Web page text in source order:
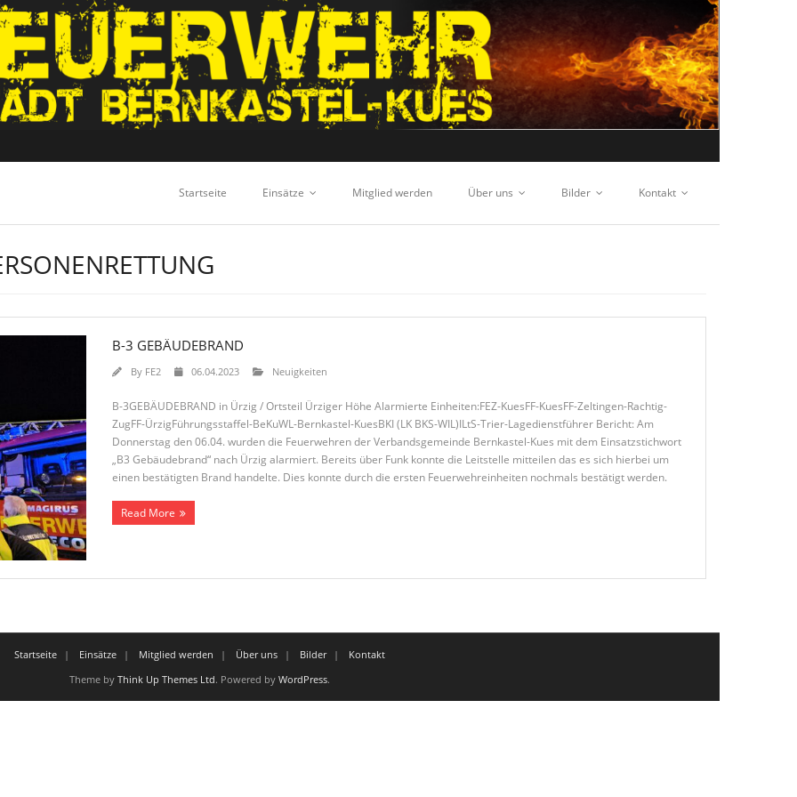
Startseite Einsätze Mitglied werden Über uns Bilder Kontakt
B-3 GEBÄUDEBRAND
By FE2 06.04.2023 Neuigkeiten
B-3GEBÄUDEBRAND in Ürzig / Ortsteil Ürziger Höhe Alarmierte Einheiten:FEZ-KuesFF-KuesFF-Zeltingen-Rachtig-
ZugFF-ÜrzigFührungsstaffel-BeKuWL-Bernkastel-KuesBKI (LK BKS-WIL)ILtS-Trier-Lagedienstführer Bericht: Am
Donnerstag den 06.04. wurden die Feuerwehren der Verbandsgemeinde Bernkastel-Kues mit dem Einsatzstichwort
„B3 Gebäudebrand“ nach Ürzig alarmiert. Bereits über Funk konnte die Leitstelle mitteilen das es sich hierbei um
einen bestätigten Brand handelte. Dies konnte durch die ersten Feuerwehreinheiten nochmals bestätigt werden.
Read More
Startseite Einsätze Mitglied werden Über uns Bilder
Kontakt
Theme by Think Up Themes Ltd. Powered by WordPress.